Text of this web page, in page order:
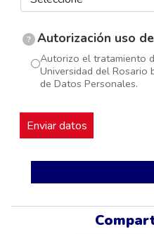
? Autorización uso
Autorizo el tratamiento
Universidad del Rosario
de Datos Personales.